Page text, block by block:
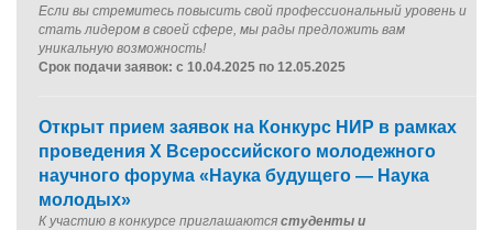
Если вы стремитесь повысить свой профессиональный уровень и
стать лидером в своей сфере, мы рады предложить вам
уникальную возможность!
Срок подачи заявок: с 10.04.2025 по 12.05.2025
Открыт прием заявок на Конкурс НИР в рамках
проведения X Всероссийского молодежного
научного форума «Наука будущего — Наука
молодых»
К участию в конкурсе приглашаются студенты и